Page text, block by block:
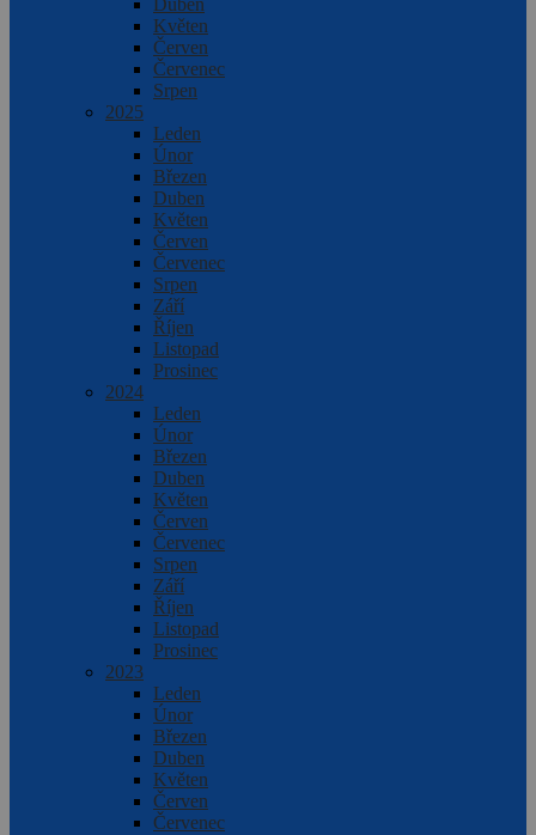
Duben
Květen
Červen
Červenec
Srpen
2025
Leden
Únor
Březen
Duben
Květen
Červen
Červenec
Srpen
Září
Říjen
Listopad
Prosinec
2024
Leden
Únor
Březen
Duben
Květen
Červen
Červenec
Srpen
Září
Říjen
Listopad
Prosinec
2023
Leden
Únor
Březen
Duben
Květen
Červen
Červenec